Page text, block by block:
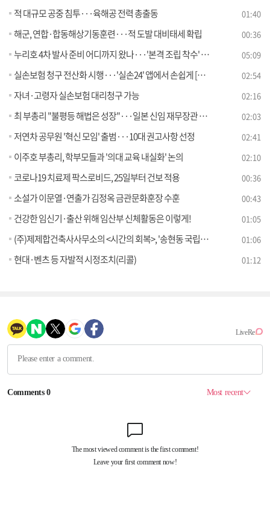
적 대규모 공중 침투···육해공 전력 총출동 01:40
해군, 연합·합동해상기동훈련···적 도발 대비태세 확립 00:36
누리호 4차 발사 준비 어디까지 왔나···'본격 조립 착수' [뉴스의 맥] 05:09
실손보험 청구 전산화 시행···'실손24' 앱에서 손쉽게 [정책현장+] 02:54
자녀·고령자 실손보험 대리청구 가능 02:16
최 부총리 "불평등 해법은 성장"···일본 신임 재무장관 면담 02:03
저연차 공무원 '혁신 모임' 출범···10대 권고사항 선정 02:41
이주호 부총리, 학부모들과 '의대 교육 내실화' 논의 02:10
코로나19 치료제 팍스로비드, 25일부터 건보 적용 00:36
소설가 이문열·연출가 김정옥 금관문화훈장 수훈 00:43
건강한 임신기·출산 위해 임산부 신체활동은 이렇게! 01:05
(주)제제합건축사사무소의 <시간의 회복>, '송현동 국립문화시설' 건립사업 국제설계공모 당선 01:06
현대·벤츠 등 자발적 시정조치(리콜) 01:12